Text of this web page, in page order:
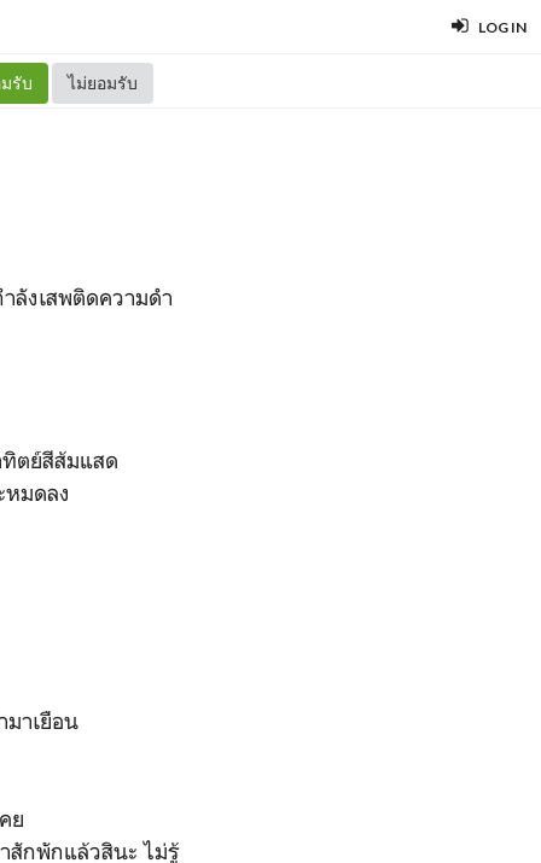
LOG IN
รับ ไม่ยอมรับ
ลังเสพติดความดำ
ตย์สีส้มแสด
มดลง
าเยือน
ย
สักพักแล้วสินะ ไม่รู้